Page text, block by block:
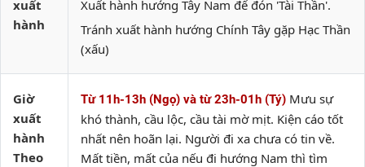
xuất
hành
Xuất hành hướng Tây Nam để đón 'Tài Thần'.
Tránh xuất hành hướng Chính Tây gặp Hạc Thần
(xấu)
Giờ
xuất
hành
Theo
Từ 11h-13h (Ngọ) và từ 23h-01h (Tý) Mưu sự
khó thành, cầu lộc, cầu tài mờ mịt. Kiện cáo tốt
nhất nên hoãn lại. Người đi xa chưa có tin về.
Mất tiền, mất của nếu đi hướng Nam thì tìm